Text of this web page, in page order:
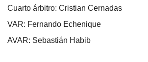
Cuarto árbitro: Cristian Cernadas
VAR: Fernando Echenique
AVAR: Sebastián Habib